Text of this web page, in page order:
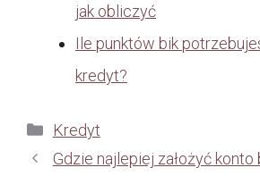
jak obliczyć
Ile punktów bik
kredyt?
Kategorie
Kredyt
Gdzie najlepiej założyć konto